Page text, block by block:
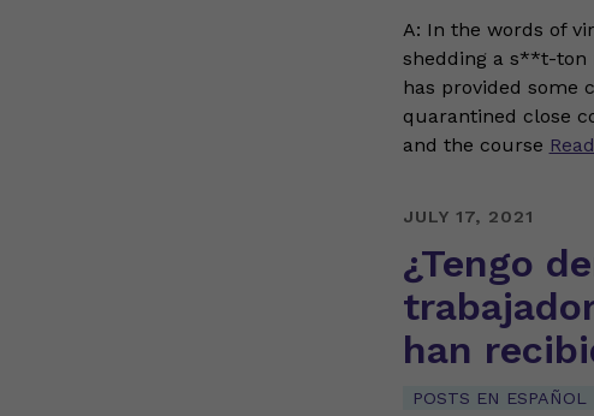
A: In the words of
shedding a s**t-ton
has provided some
quarantined close
and the course
JULY 17, 2021
¿Tengo
han
POSTS EN ESPAÑOL